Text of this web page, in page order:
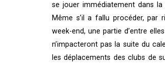
se jouer immédiatement dans
Même s’il a fallu procéder, par
week-end, une partie d’entre
n’impacteront pas la suite du
les déplacements des clubs de